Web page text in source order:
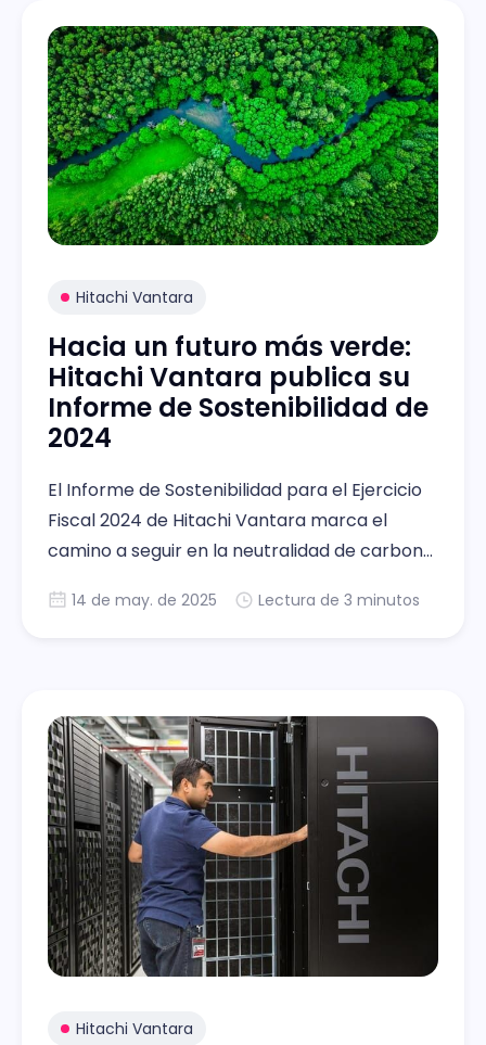
Hitachi Vantara
Hacia un futuro más verde:
Hitachi Vantara publica su
Informe de Sostenibilidad de
2024
El Informe de Sostenibilidad para el Ejercicio
Fiscal 2024 de Hitachi Vantara marca el
camino a seguir en la neutralidad de carbono
14 de may. de 2025 Lectura de 3 minutos
Hitachi Vantara